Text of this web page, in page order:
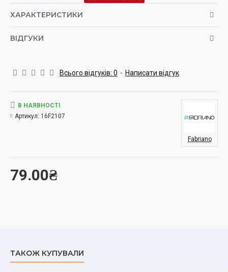
зернисту структуру для кращого зчеплення м'яких
матеріалів із поверхнею.
ХАРАКТЕРИСТИКИ
ВІДГУКИ
Всього відгуків: 0 - Написати відгук
79.00₴
В НАЯВНОСТІ
Артикул: 16F2107
Fabriano
ТАКОЖ КУПУВАЛИ